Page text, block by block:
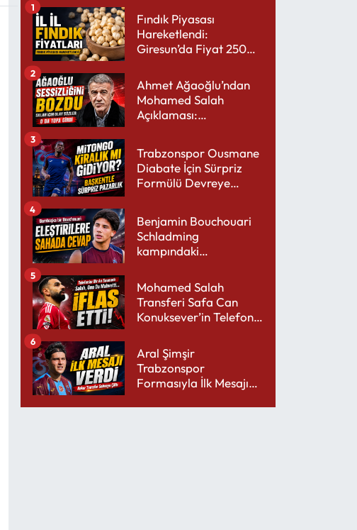
Fındık Piyasası
Hareketlendi:
Giresun’da Fiyat 250
1
Ahmet Ağaoğlu’ndan
Mohamed Salah
Açıklaması:
Yakışır
2
Trabzonspor Ousmane
Diabate İçin Sürpriz
Formülü Devreye
3
Benjamin Bouchouari
Schladming
kampındaki
4
Mohamed Salah
Transferi Safa Can
Konuksever’in Telefon
5
Aral Şimşir
Trabzonspor
Formasıyla İlk Mesajını
6